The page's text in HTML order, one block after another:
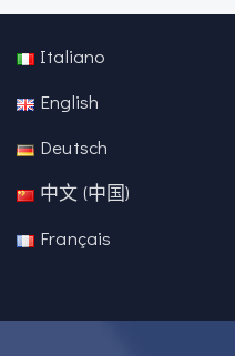
Italiano
English
Deutsch
中文 (中国)
Français